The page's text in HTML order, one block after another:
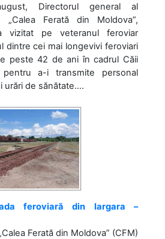
Directorul general al
Ferată din Moldova”,
vizitat pe veteranul feroviar
dintre cei mai longevivi feroviari
peste 42 de ani în cadrul Căii
a-i transmite personal
urări de sănătate....
feroviară din Iargara –
Ferată din Moldova” (CFM)